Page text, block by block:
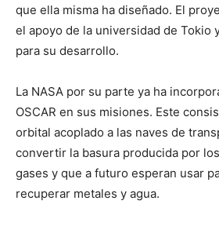
que ella misma ha diseñado. El
el apoyo de la universidad de Tokio
para su desarrollo.
La NASA por su parte ya ha
OSCAR en sus misiones. Este
orbital acoplado a las naves de
convertir la basura producida por
gases y que a futuro esperan usar
recuperar metales y agua.